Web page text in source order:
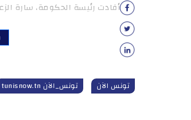
أفادت رئيسة الحكومة، سارة
تونس الآن تونس_الآن tunisnow.tn